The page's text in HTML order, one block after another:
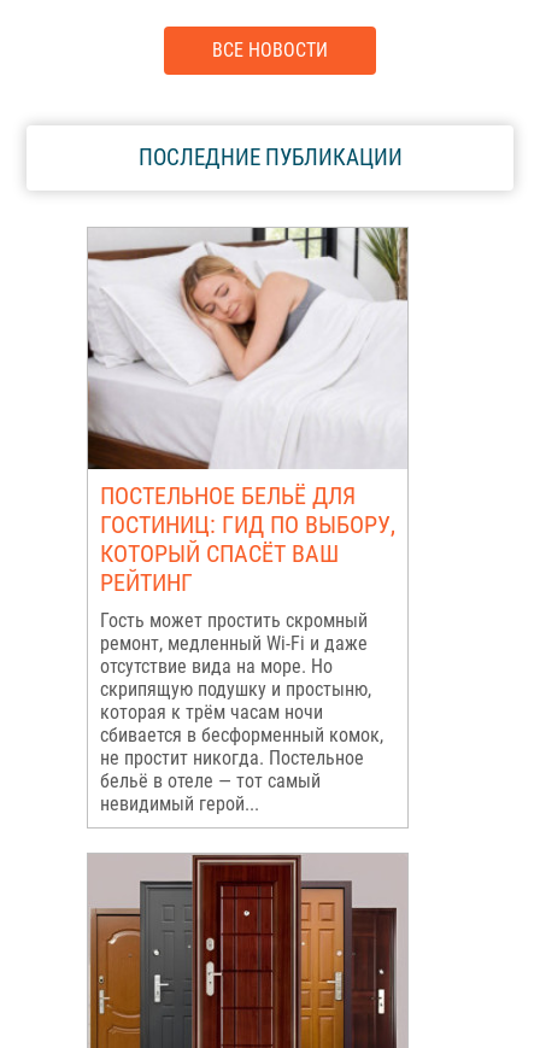
ВСЕ НОВОСТИ
ПОСЛЕДНИЕ ПУБЛИКАЦИИ
ПОСТЕЛЬНОЕ БЕЛЬЁ ДЛЯ
ГОСТИНИЦ: ГИД ПО ВЫБОРУ,
КОТОРЫЙ СПАСЁТ ВАШ
РЕЙТИНГ
Гость может простить скромный
ремонт, медленный Wi-Fi и даже
отсутствие вида на море. Но
скрипящую подушку и простыню,
которая к трём часам ночи
сбивается в бесформенный комок,
не простит никогда. Постельное
бельё в отеле — тот самый
невидимый герой...